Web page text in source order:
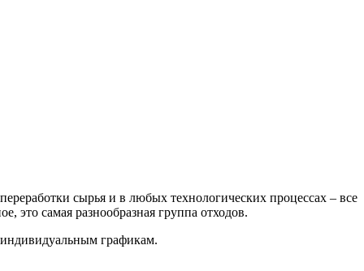
сырья и в любых технологических процессах – все
это самая разнообразная группа отходов.
графикам.